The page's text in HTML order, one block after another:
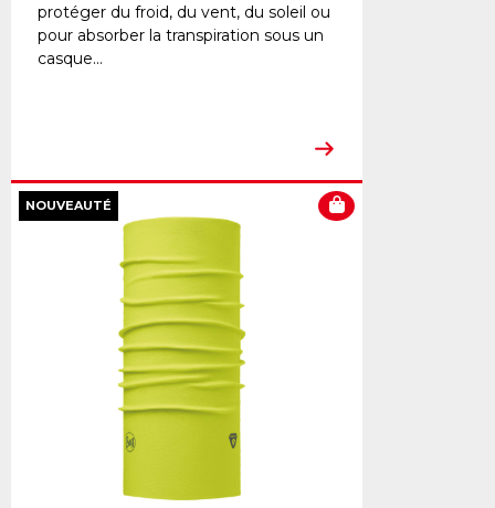
protéger du froid, du vent, du soleil ou
pour absorber la transpiration sous un
casque...
NOUVEAUTÉ